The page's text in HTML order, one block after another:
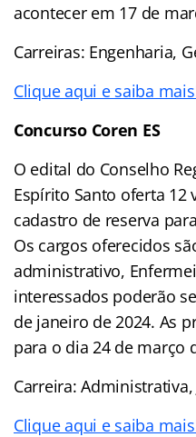
acontecer em 17 de
Carreiras: Engenharia,
Clique aqui e saiba
ConcursoCoren ES
O edital do Conselho
Espírito Santo oferta 12
cadastro de reserva
Os cargos oferecidos
administrativo,
interessados poderão
de janeiro de 2024. As
para o dia 24 de março
Carreira: Administrativa,
Clique aqui e saiba